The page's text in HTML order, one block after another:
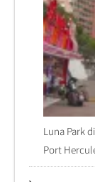
Luna Park
Port